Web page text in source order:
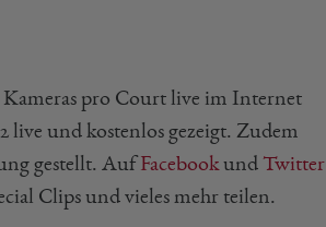
Kameras pro Court live im Internet
live und kostenlos gezeigt. Zudem
gestellt. AufFacebook und Twitter
Clips und vieles mehr teilen.